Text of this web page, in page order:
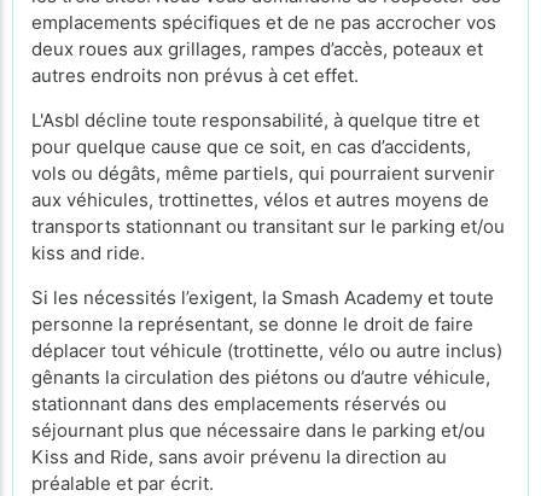
emplacements spécifiques et de ne pas accrocher vos
deux roues aux grillages, rampes d’accès, poteaux et
autres endroits non prévus à cet effet.
L'Asbl décline toute responsabilité, à quelque titre et
pour quelque cause que ce soit, en cas d’accidents,
vols ou dégâts, même partiels, qui pourraient survenir
aux véhicules, trottinettes, vélos et autres moyens de
transports stationnant ou transitant sur le parking et/ou
kiss and ride.
Si les nécessités l’exigent, la Smash Academy et toute
personne la représentant, se donne le droit de faire
déplacer tout véhicule (trottinette, vélo ou autre inclus)
gênants la circulation des piétons ou d’autre véhicule,
stationnant dans des emplacements réservés ou
séjournant plus que nécessaire dans le parking et/ou
Kiss and Ride, sans avoir prévenu la direction au
préalable et par écrit.